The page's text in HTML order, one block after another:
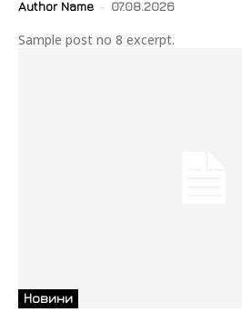
Author Name - 07.08.2026
Sample post no 8 excerpt.
Новини